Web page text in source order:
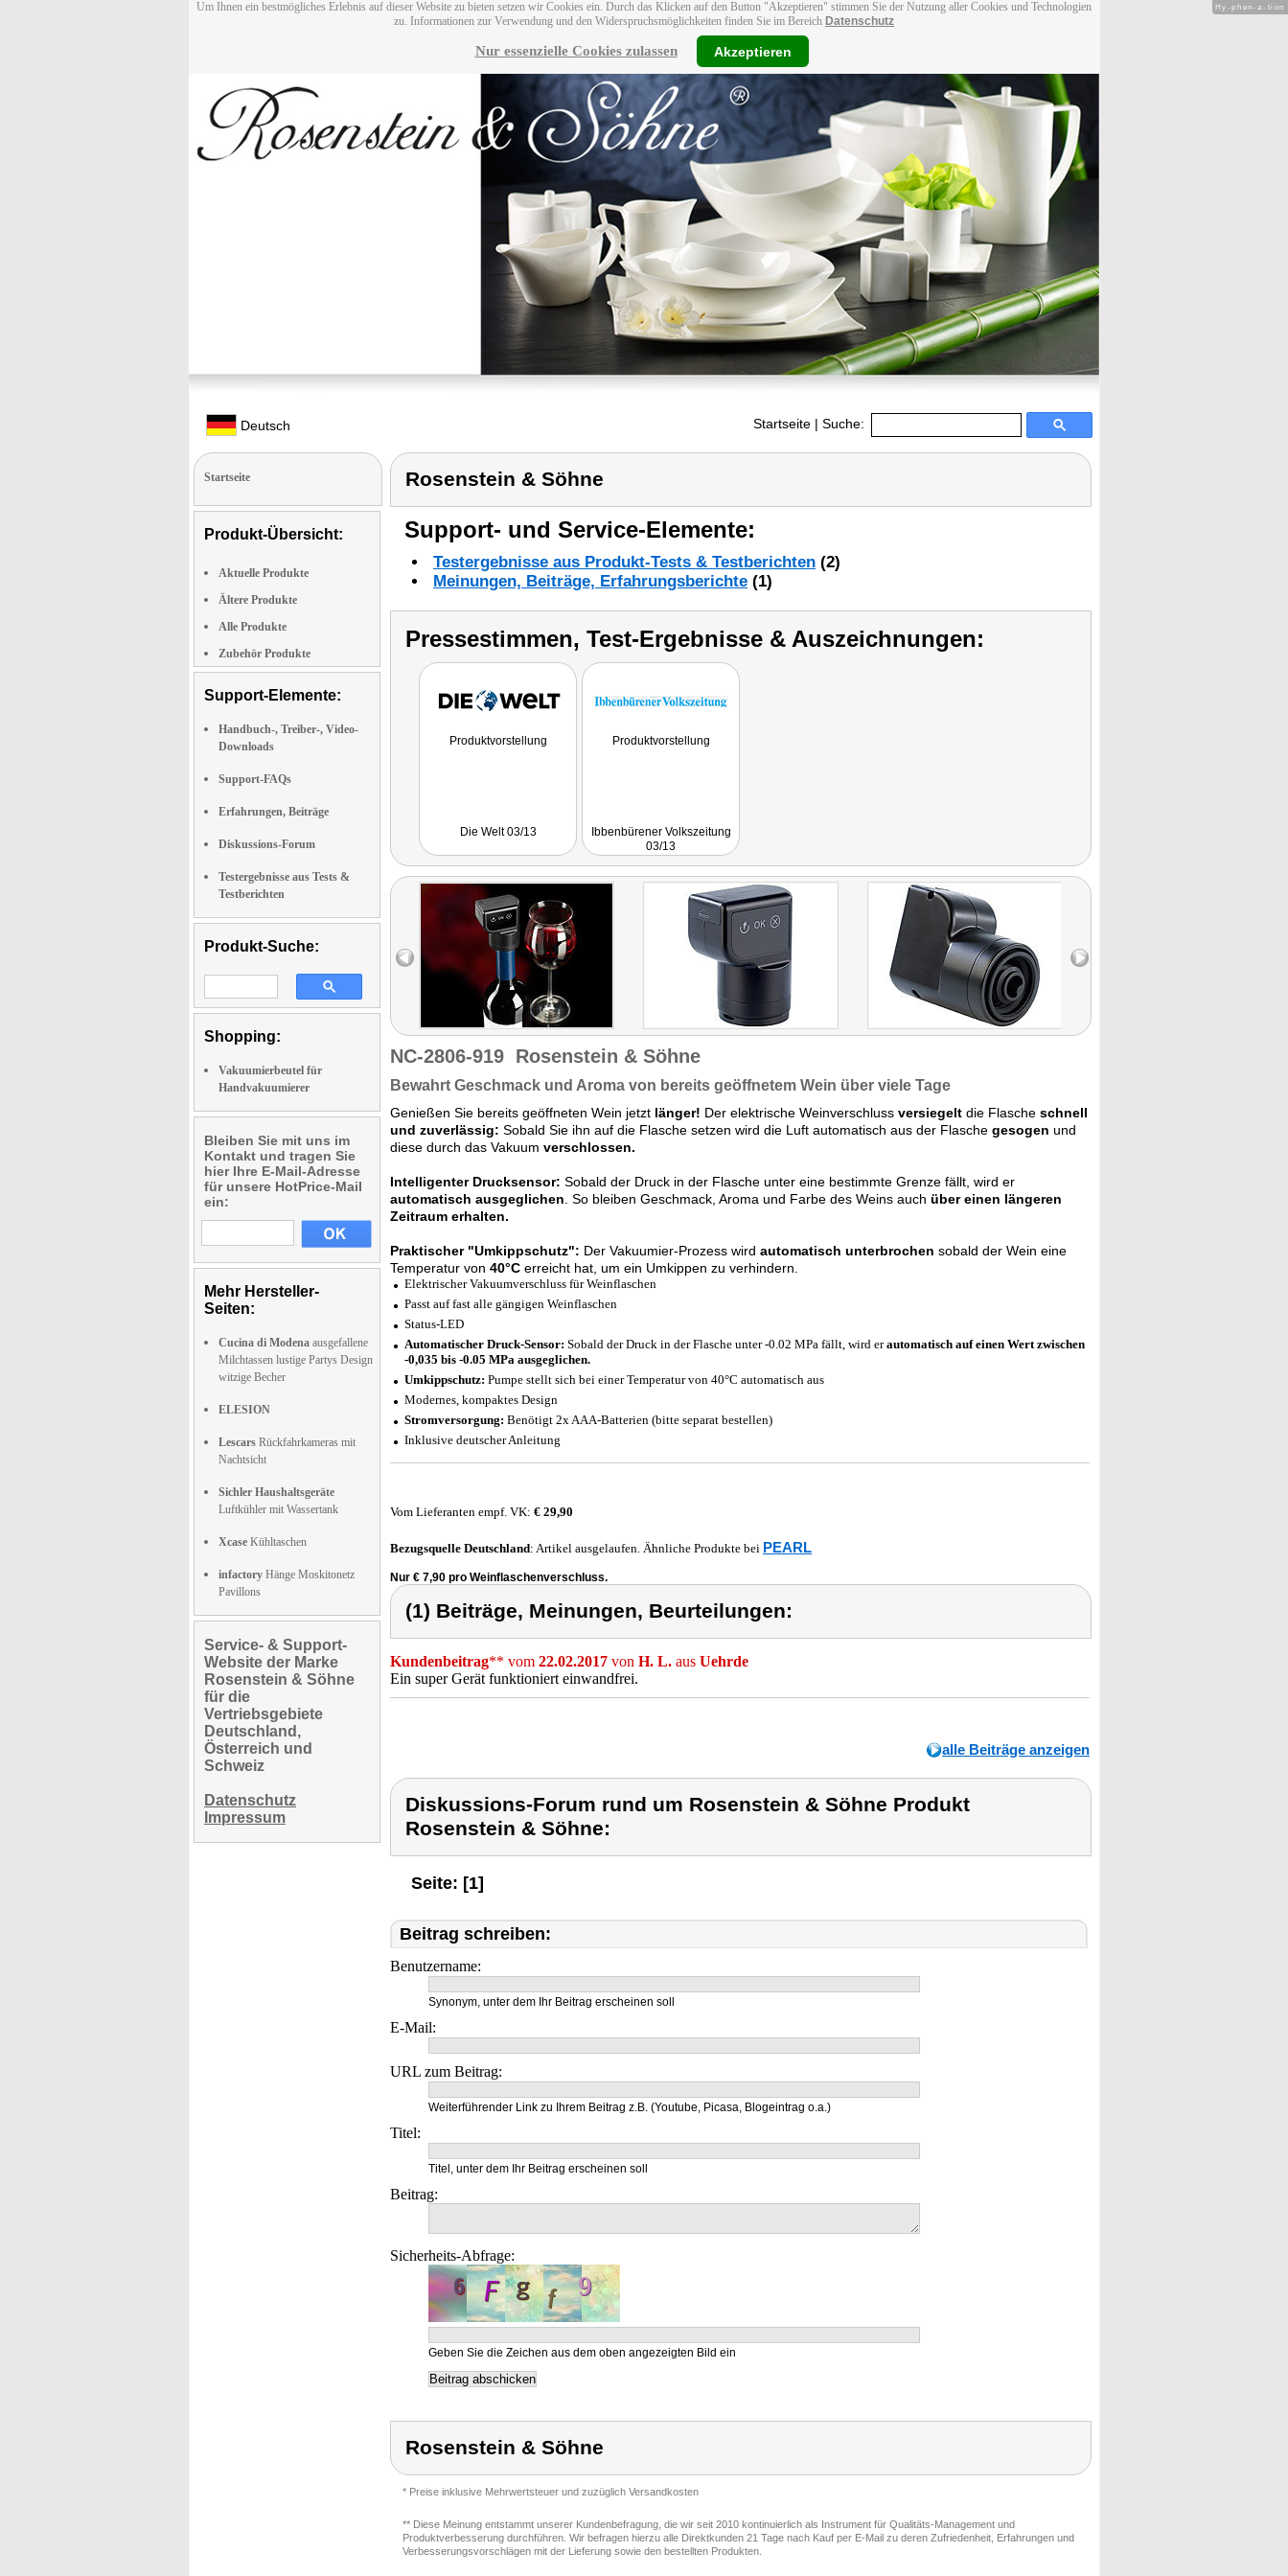
Um Ihnen ein bestmögliches Erlebnis auf dieser Website zu bieten setzen wir Cookies ein. Durch das Klicken auf den Button "Akzeptieren" stimmen Sie der Nutzung aller Cookies und Technologien
zu. Informationen zur Verwendung und den Widerspruchsmöglichkeiten finden Sie im Bereich Datenschutz
Nur essenzielle Cookies zulassen Akzeptieren
Deutsch Startseite | Suche:
Startseite
Produkt-Übersicht:
Aktuelle Produkte
Ältere Produkte
Alle Produkte
Zubehör Produkte
Support-Elemente:
Handbuch-, Treiber-, Video-
Downloads
Support-FAQs
Erfahrungen, Beiträge
Diskussions-Forum
Testergebnisse aus Tests &
Testberichten
Produkt-Suche:
Shopping:
Vakuumierbeutel für
Handvakuumierer
Bleiben Sie mit uns im
Kontakt und tragen Sie
hier Ihre E-Mail-Adresse
für unsere HotPrice-Mail
ein:
Mehr Hersteller-
Seiten:
Cucina di Modena ausgefallene
Milchtassen lustige Partys Design
witzige Becher
ELESION
Lescars Rückfahrkameras mit
Nachtsicht
Sichler Haushaltsgeräte
Luftkühler mit Wassertank
Xcase Kühltaschen
infactory Hänge Moskitonetz
Pavillons
Service- & Support-
Website der Marke
Rosenstein & Söhne
für die
Vertriebsgebiete
Deutschland,
Österreich und
Schweiz
Datenschutz
Impressum
Rosenstein & Söhne
Support- und Service-Elemente:
Testergebnisse aus Produkt-Tests & Testberichten (2)
Meinungen, Beiträge, Erfahrungsberichte (1)
Pressestimmen, Test-Ergebnisse & Auszeichnungen:
Produktvorstellung
Die Welt 03/13
Produktvorstellung
Ibbenbürener Volkszeitung
03/13
NC-2806-919 Rosenstein & Söhne
Bewahrt Geschmack und Aroma von bereits geöffnetem Wein über viele Tage
Genießen Sie bereits geöffneten Wein jetzt länger! Der elektrische Weinverschluss versiegelt die Flasche schnell
und zuverlässig: Sobald Sie ihn auf die Flasche setzen wird die Luft automatisch aus der Flasche gesogen und
diese durch das Vakuum verschlossen.
Intelligenter Drucksensor: Sobald der Druck in der Flasche unter eine bestimmte Grenze fällt, wird er
automatisch ausgeglichen . So bleiben Geschmack, Aroma und Farbe des Weins auch über einen längeren
Zeitraum erhalten.
Praktischer "Umkippschutz": Der Vakuumier-Prozess wird automatisch unterbrochen sobald der Wein eine
Temperatur von 40°C erreicht hat, um ein Umkippen zu verhindern.
Elektrischer Vakuumverschluss für Weinflaschen
Passt auf fast alle gängigen Weinflaschen
Status-LED
Automatischer Druck-Sensor: Sobald der Druck in der Flasche unter -0.02 MPa fällt, wird erautomatisch auf einen Wert zwischen
-0,035 bis -0.05 MPa ausgeglichen.
Umkippschutz: Pumpe stellt sich bei einer Temperatur von 40°C automatisch aus
Modernes, kompaktes Design
Stromversorgung: Benötigt 2x AAA-Batterien (bitte separat bestellen)
Inklusive deutscher Anleitung
Vom Lieferanten empf. VK: € 29,90
Bezugsquelle Deutschland: Artikel ausgelaufen. Ähnliche Produkte bei PEARL
Nur € 7,90 pro Weinflaschenverschluss.
(1) Beiträge, Meinungen, Beurteilungen:
Kundenbeitrag** vom 22.02.2017 von H. L. aus Uehrde
Ein super Gerät funktioniert einwandfrei.
alle Beiträge anzeigen
Diskussions-Forum rund um Rosenstein & Söhne Produkt
Rosenstein & Söhne:
Seite: [1]
Beitrag schreiben:
Benutzername:
Synonym, unter dem Ihr Beitrag erscheinen soll
E-Mail:
URL zum Beitrag:
Weiterführender Link zu Ihrem Beitrag z.B. (Youtube, Picasa, Blogeintrag o.a.)
Titel:
Titel, unter dem Ihr Beitrag erscheinen soll
Beitrag:
Sicherheits-Abfrage:
Geben Sie die Zeichen aus dem oben angezeigten Bild ein
Rosenstein & Söhne
* Preise inklusive Mehrwertsteuer und zuzüglich Versandkosten
** Diese Meinung entstammt unserer Kundenbefragung, die wir seit 2010 kontinuierlich als Instrument für Qualitäts-Management und
Produktverbesserung durchführen. Wir befragen hierzu alle Direktkunden 21 Tage nach Kauf per E-Mail zu deren Zufriedenheit, Erfahrungen und
Verbesserungsvorschlägen mit der Lieferung sowie den bestellten Produkten.
Hy-phen-a-tion